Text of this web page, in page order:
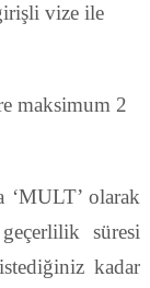
vize ile
maksimum 2
‘MULT’ olarak
süresi
kadar